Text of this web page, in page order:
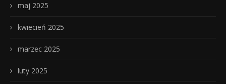
maj 2025
kwiecień 2025
marzec 2025
luty 2025